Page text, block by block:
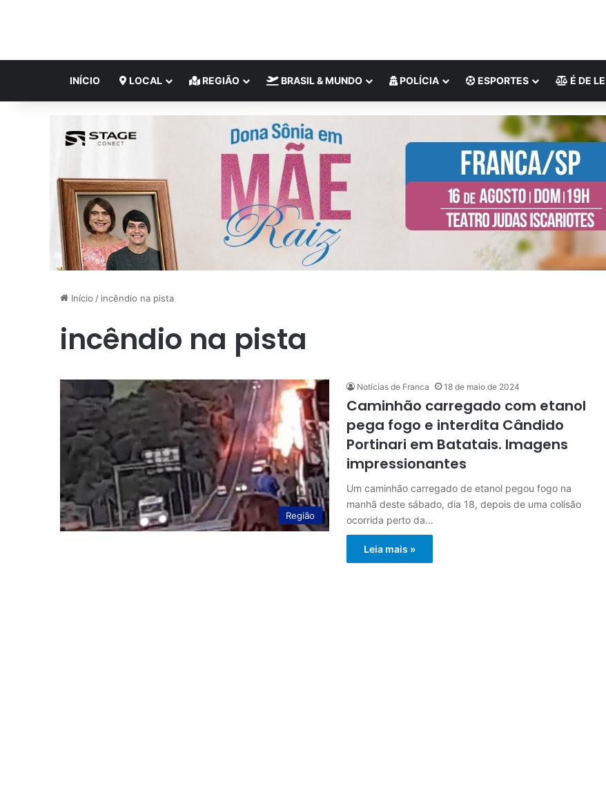
INÍCIO LOCAL REGIÃO BRASIL & MUNDO POLÍCIA ESPORTES É DE
Início / incêndio na pista
incêndio na pista
Região
Notícias de Franca 18 de maio de 2024
Caminhão carregado com etanol
pega fogo e interdita Cândido
Portinari em Batatais. Imagens
impressionantes
Um caminhão carregado de etanol pegou fogo na
manhã deste sábado, dia 18, depois de uma colisão
ocorrida perto da…
Leia mais »